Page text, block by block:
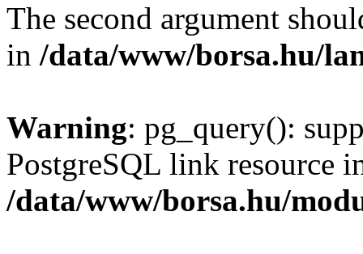
The second argument
in /data/www/borsa.hu/
Warning: pg_query():
PostgreSQL link resource
/data/www/borsa.hu/